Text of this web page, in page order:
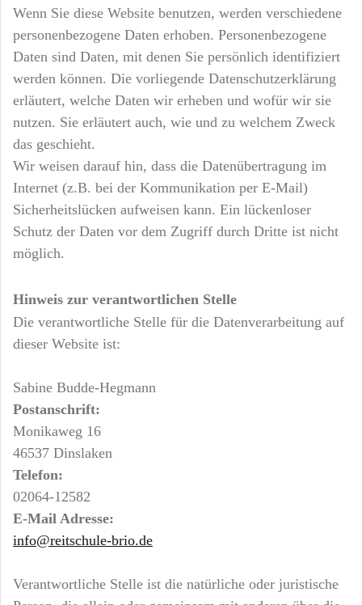
Wenn Sie diese Website benutzen, werden verschiedene
personenbezogene Daten erhoben. Personenbezogene
Daten sind Daten, mit denen Sie persönlich identifiziert
werden können. Die vorliegende Datenschutzerklärung
erläutert, welche Daten wir erheben und wofür wir sie
nutzen. Sie erläutert auch, wie und zu welchem Zweck
das geschieht.
Wir weisen darauf hin, dass die Datenübertragung im
Internet (z.B. bei der Kommunikation per E-Mail)
Sicherheitslücken aufweisen kann. Ein lückenloser
Schutz der Daten vor dem Zugriff durch Dritte ist nicht
möglich.
Hinweis zur verantwortlichen Stelle
Die verantwortliche Stelle für die Datenverarbeitung auf
dieser Website ist:
Sabine Budde-Hegmann
Postanschrift:
Monikaweg 16
46537 Dinslaken
Telefon:
02064-12582
E-Mail Adresse:
info@reitschule-brio.de
Verantwortliche Stelle ist die natürliche oder juristische